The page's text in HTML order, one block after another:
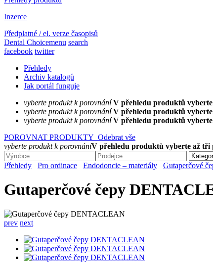
Inzerce
Předplatné / el. verze časopisů
Dental Choicemenu search
facebook twitter
Přehledy
Archiv katalogů
Jak portál funguje
vyberte produkt k porovnání V přehledu produktů
vyberte produkt k porovnání V přehledu produktů vyberte
vyberte produkt k porovnání V přehledu produktů
POROVNAT PRODUKTY Odebrat vše
vyberte produkt k porovnáníV přehledu produktů vyberte až tři
Přehledy Pro ordinace Endodoncie – materiály Gutaperčové
Gutaperčové čepy
prev next